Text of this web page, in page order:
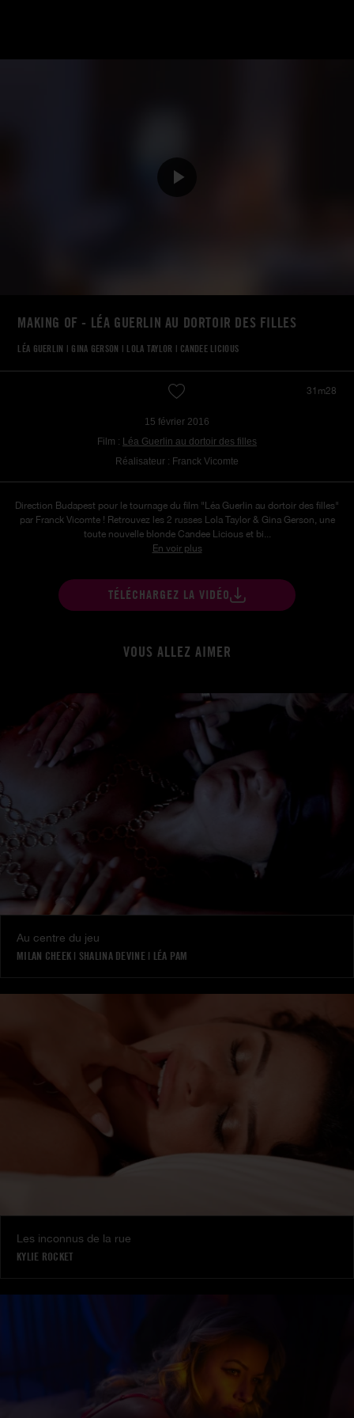
MAKING OF - LÉA GUERLIN AU DORTOIR DES FILLES
LÉA GUERLIN | GINA GERSON | LOLA TAYLOR | CANDEE LICIOUS
31m28
15 février 2016
Film : Léa Guerlin au dortoir des filles
Réalisateur : Franck Vicomte
Direction Budapest pour le tournage du film "Léa Guerlin au dortoir des filles"
par Franck Vicomte ! Retrouvez les 2 russes Lola Taylor & Gina Gerson, une
toute nouvelle blonde Candee Licious et bi...
En voir plus
TÉLÉCHARGEZ LA VIDÉO
VOUS ALLEZ AIMER
Au centre du jeu
MILAN CHEEK | SHALINA DEVINE| LÉA PAM
Les inconnus de la rue
KYLIE ROCKET